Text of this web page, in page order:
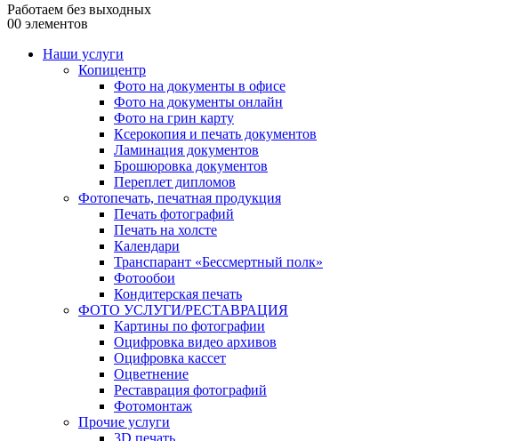
Работаем без выходных
00 элементов
Наши услуги
Копицентр
Фото на документы в офисе
Фото на документы онлайн
Фото на грин карту
Ксерокопия и печать документов
Ламинация документов
Брошюровка документов
Переплет дипломов
Фотопечать, печатная продукция
Печать фотографий
Печать на холсте
Календари
Транспарант «Бессмертный полк»
Фотообои
Кондитерская печать
ФОТО УСЛУГИ/РЕСТАВРАЦИЯ
Картины по фотографии
Оцифровка видео архивов
Оцифровка кассет
Оцветнение
Реставрация фотографий
Фотомонтаж
Прочие услуги
3D печать